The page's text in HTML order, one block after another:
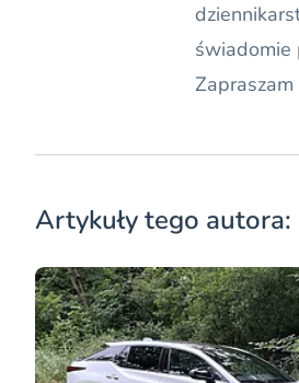
świadomie
Artykuły tego autora: